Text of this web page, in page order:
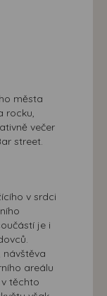
města
rocku,
večer
street.
v srdci
je i
návštěva
areálu
v těchto